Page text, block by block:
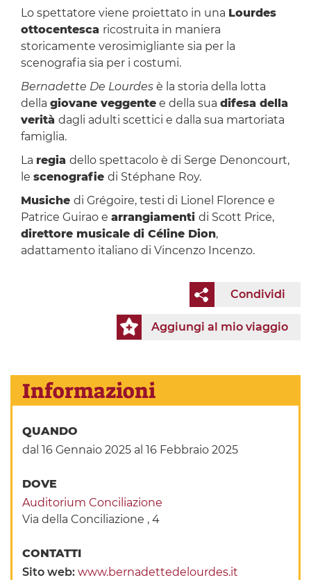
Lo spettatore viene proiettato in una Lourdes
ottocentesca ricostruita in maniera
storicamente verosimigliante sia per la
scenografia sia per i costumi.
Bernadette De Lourdesè la storia della lotta
della giovane veggentee della sua difesa della
verità dagli adulti scettici e dalla sua martoriata
famiglia.
La regia dello spettacolo è di Serge Denoncourt,
le scenografie di Stéphane Roy.
Musiche di Grégoire, testi di Lionel Florence e
Patrice Guirao e arrangiamenti di Scott Price,
direttore musicale di Céline Dion,
adattamento italiano di Vincenzo Incenzo.
Condividi
Aggiungi al mio viaggio
Informazioni
QUANDO
dal 16 Gennaio 2025 al 16 Febbraio 2025
DOVE
Auditorium Conciliazione
Via della Conciliazione , 4
CONTATTI
Sito web:www.bernadettedelourdes.it